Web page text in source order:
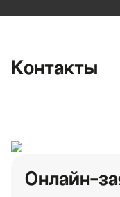
Контакты
Онлайн-